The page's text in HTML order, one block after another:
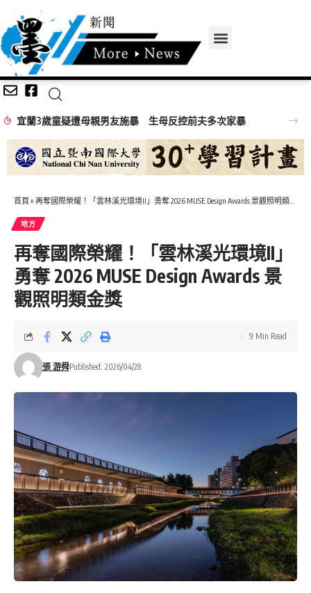
宜蘭3歲童疑遭母親男友施暴 生母反控前夫多次家暴
首頁 » 再奪國際榮耀！「雲林溪光環境II」勇奪 2026 MUSE Design Awards 景觀照明類金獎
地方
再奪國際榮耀！「雲林溪光環境II」
勇奪 2026 MUSE Design Awards 景
觀照明類金獎
張 游舜Published: 2026/04/28
9 Min Read